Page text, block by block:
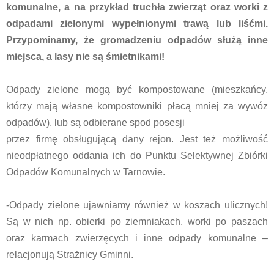
komunalne, a na przykład truchła zwierząt oraz worki z
odpadami zielonymi wypełnionymi trawą lub liśćmi.
Przypominamy, że gromadzeniu odpadów służą inne
miejsca, a lasy nie są śmietnikami!
Odpady zielone mogą być kompostowane (mieszkańcy,
którzy mają własne kompostowniki płacą mniej za wywóz
odpadów), lub są odbierane spod posesji
przez firmę obsługującą dany rejon. Jest też możliwość
nieodpłatnego oddania ich do Punktu Selektywnej Zbiórki
Odpadów Komunalnych w Tarnowie.
-Odpady zielone ujawniamy również w koszach ulicznych!
Są w nich np. obierki po ziemniakach, worki po paszach
oraz karmach zwierzęcych i inne odpady komunalne –
relacjonują Strażnicy Gminni.